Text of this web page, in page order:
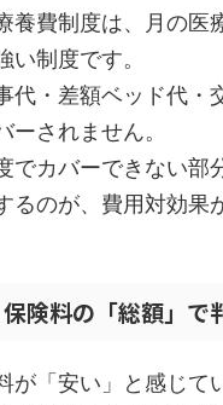
養費制度は、月の医
い制度です。
代・差額ベッド代・
ーされません。
でカバーできない部
るのが、費用対効果
険料の「総額」で
が「安い」と感じて